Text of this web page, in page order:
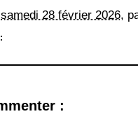
samedi 28 février 2026,
: